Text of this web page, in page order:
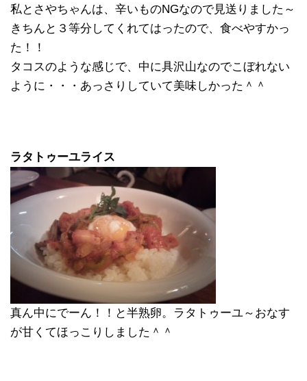
私とさやちゃんは、辛いものNGなので見送りました～
きちんと３等分してくれてはったので、食べやすかっ
た！！
タコスのような感じで、中に具沢山なのでこぼれない
ように・・・あっさりしていて美味しかった＾＾
ラタトゥーユライス
真ん中にでーん！！と半熟卵。ラタトゥーユ～おなす
が甘くてほっこりしました＾＾